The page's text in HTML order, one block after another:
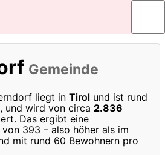
Gemeinde
liegt in Tirol und ist rund
, und wird von circa 2.836
Das ergibt eine
393 – also höher als im
mit rund 60 Bewohnern pro